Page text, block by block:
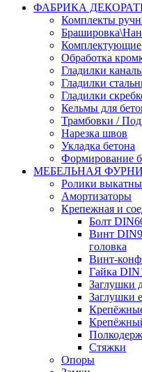
ФАБРИКА
Комплекты
Комплектующие
Обработка
Гладилки
Гладилки
Гладилки
Кельмы для
Трамбовки /
Нарезка швов
Укладка бетона
Формирование
МЕБЕЛЬНАЯ
Ролики
Амортизаторы
Крепежная и
Болт
Винт
головка
Винт-
Гайка
Заглушки
Заглушки
Стяжки
Опоры